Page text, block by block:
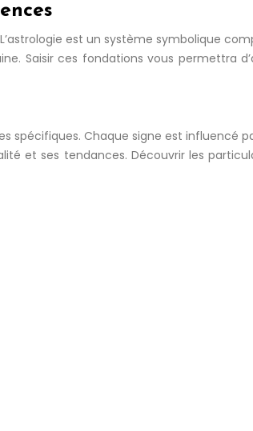
est un système symbolique
Saisir ces fondations vous permettra
spécifiques. Chaque signe est influencé
et ses tendances. Découvrir les